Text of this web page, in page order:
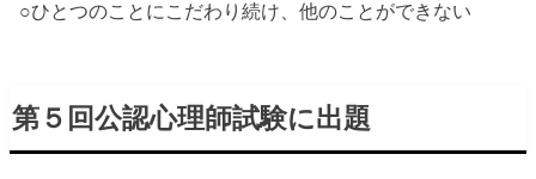
○ひとつのことにこだわり続け、他のことができない
第５回公認心理師試験に出題